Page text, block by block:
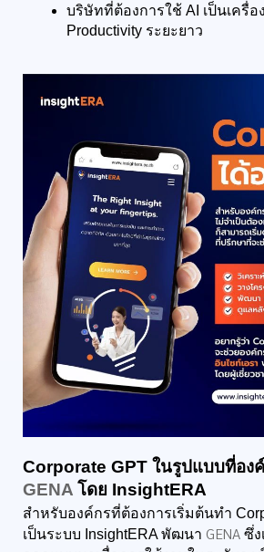
บริษัทที่ต้องการใช้ AI เป็นเครื่อ
Productivity ระยะยาว
GENA โดย InsightERA
สำหรับองค์กรที่ต้องการเริ่มต้นทำ
เป็นระบบ InsightERA พัฒนา GENA ซึ่ง